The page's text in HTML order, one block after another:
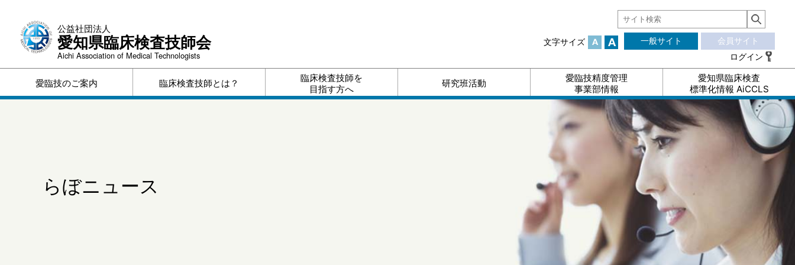
公益社団法人
愛知県臨床検査技師会
Aichi Association of Medical Technologists
文字サイズ 一般サイト
会員サイト
ログイン
愛臨技のご案内 臨床検査技師とは？
臨床検査技師を
目指す方へ
研究班活動
愛臨技精度管理
事業部情報
愛知県臨床検査
標準化情報 AiCCLS
らぼニュース